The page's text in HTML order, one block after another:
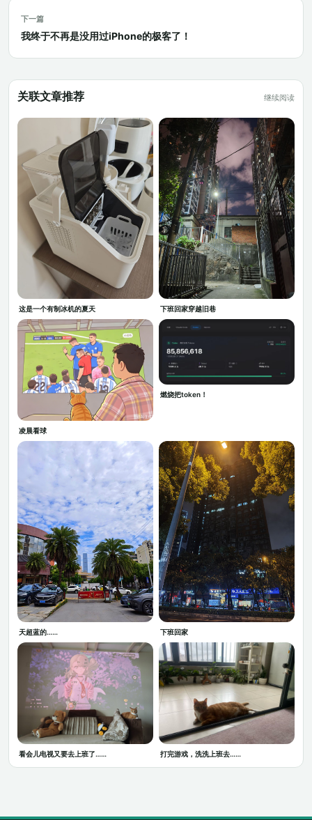
下一篇
我终于不再是没用过iPhone的极客了！
关联文章推荐 继续阅读
这是一个有制冰机的夏天 下班回家穿越旧巷
凌晨看球
燃烧把token！
天超蓝的…… 下班回家
看会儿电视又要去上班了…… 打完游戏，洗洗上班去……